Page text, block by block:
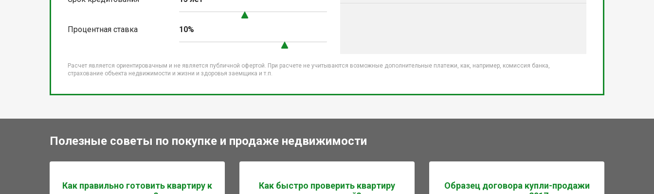
Процентная ставка 10%
Расчет является ориентировачным и не является публичной офертой. При расчете не учитываются возможные дополнительные платежи, как, например, комиссия банка,
страхование объекта недвижимости и жизни и здоровья заемщика и т.п.
Полезные советы по покупке и продаже недвижимости
Как правильно готовить квартиру к
Как быстро проверить квартиру
Образец договора купли-продажи